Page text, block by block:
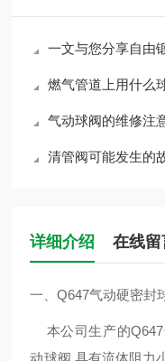
一文与您分享自由
燃气管道上用什么
气动球阀的维修注
清管阀可能发生的
详细介绍 在线留
一、Q647气动硬密封
本公司生产的Q647
动球阀,具有流体阻力